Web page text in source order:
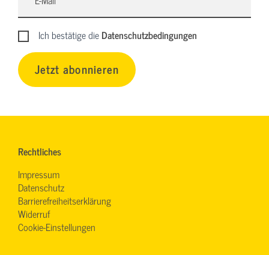
Ich bestätige dieDatenschutzbedingungen
Jetzt abonnieren
Rechtliches
Impressum
Datenschutz
Barrierefreiheitserklärung
Widerruf
Cookie-Einstellungen